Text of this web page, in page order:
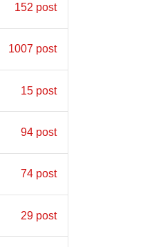
152 post
1007 post
15 post
94 post
74 post
29 post